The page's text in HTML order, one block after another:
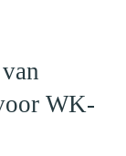
WK-